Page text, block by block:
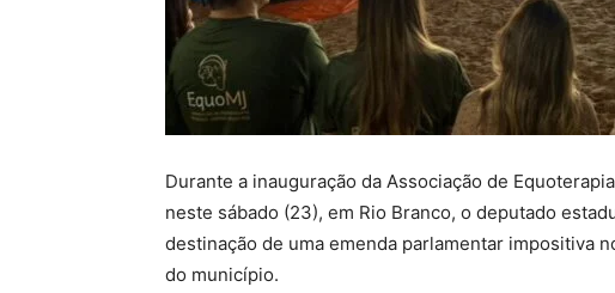
Durante a inauguração da Associação de
neste sábado (23), em Rio Branco, o deputado
destinação de uma emenda parlamentar impositiva
do município.